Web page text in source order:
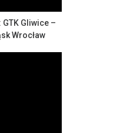
GTK Gliwice –
Wrocław